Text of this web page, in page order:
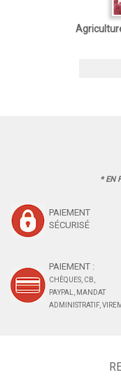
* EN
PAIEMENT
SÉCURISÉ
PAIEMENT :
CHÈQUES, CB,
PAYPAL, MANDAT
ADMINISTRATIF,